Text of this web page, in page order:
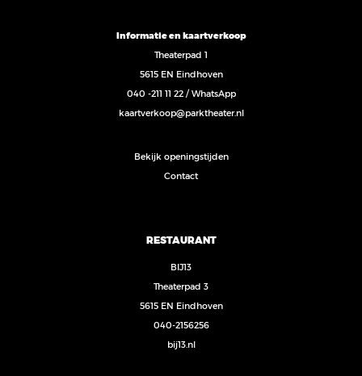
Informatie en kaartverkoop
Theaterpad 1
5615 EN Eindhoven
040 -211 11 22/WhatsApp
kaartverkoop@parktheater.nl
Bekijk openingstijden
Contact
RESTAURANT
BIJ13
Theaterpad 3
5615 EN Eindhoven
040-2156256
bij13.nl